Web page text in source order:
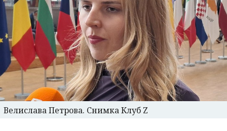
Велислава Петрова. Снимка Клуб Z